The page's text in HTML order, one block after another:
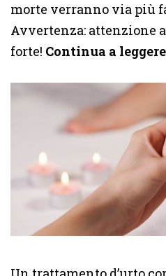
morte verranno via più
Avvertenza: attenzione
forte! Continua a